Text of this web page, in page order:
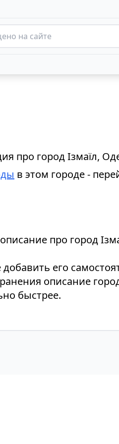
про город Ізмаїл,
в этом городе -
про город
его
описание
быстрее.